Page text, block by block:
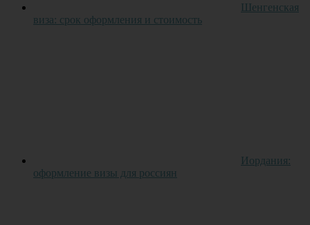
Шенгенская
виза: срок оформления и стоимость
Иордания:
оформление визы для россиян